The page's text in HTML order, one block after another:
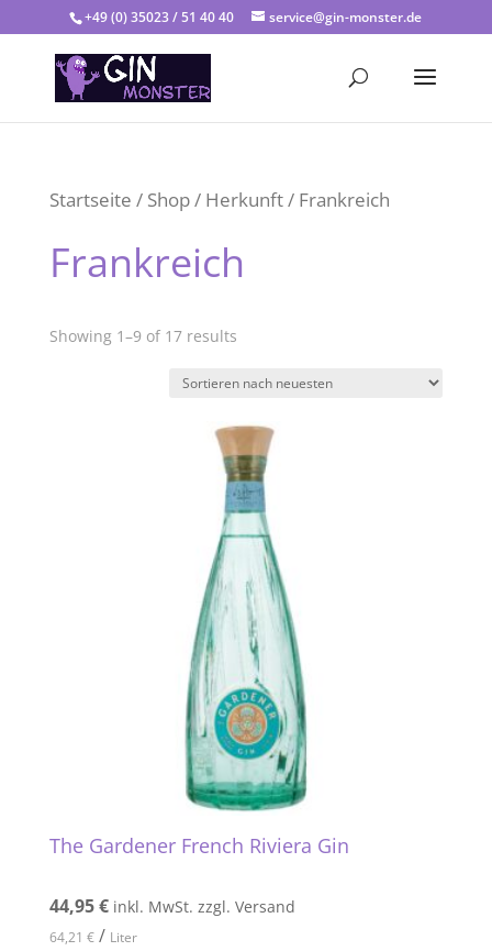
+49 (0) 35023 / 51 40 40 service@gin-monster.de
Startseite / Shop/ Herkunft/ Frankreich
Frankreich
Showing 1–9 of 17 results
The Gardener French Riviera Gin
44,95€ inkl. MwSt. zzgl. Versand
64,21 €/ Liter